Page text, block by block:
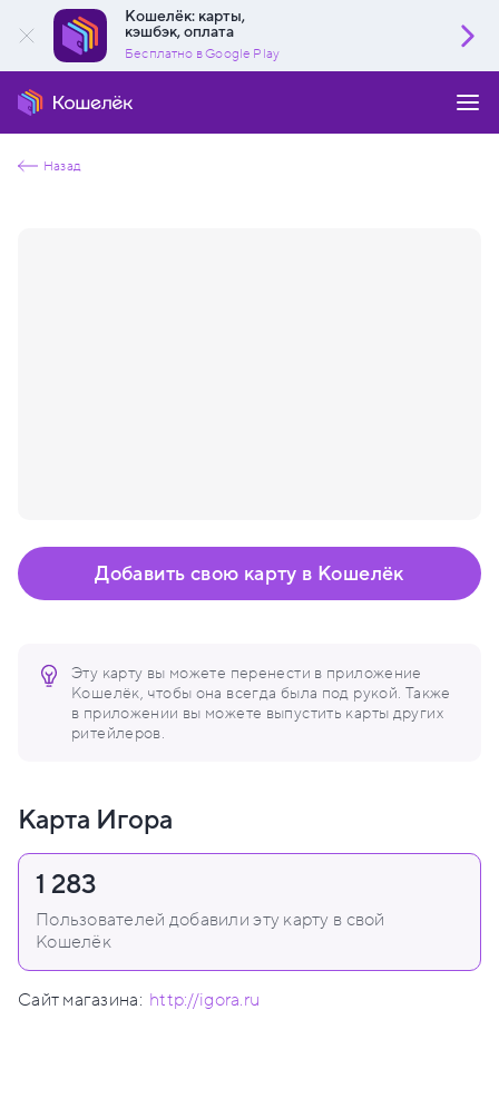
Кошелёк: карты,
кэшбэк, оплата
Бесплатно в Google Play
Назад
Эту карту вы можете перенести в приложение
Кошелёк, чтобы она всегда была под рукой. Также
в приложении вы можете выпустить карты других
ритейлеров.
Добавить свою карту в Кошелёк
Карта Игора
1 283
Пользователей добавили эту карту в свой
Кошелёк
Сайт магазина: http://igora.ru